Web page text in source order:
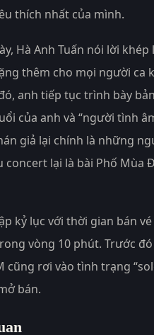
thích nhất của mình.
Hà Anh Tuấn nói lời khép
thêm cho mọi người ca
anh tiếp tục trình bày
của anh và “người tình
giả lại chính là những
concert lại là bài Phố Mùa
kỷ lục với thời gian bán
vòng 10 phút. Trước
cũng rơi vào tình trạng
bán.